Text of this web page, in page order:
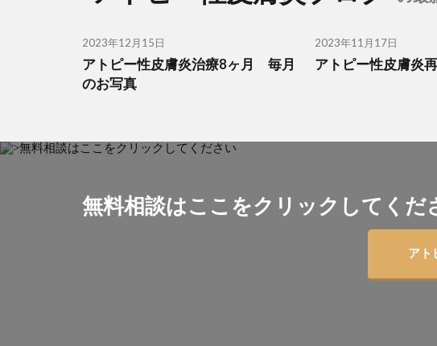
2023年12月15日
アトピー性皮膚炎治療8ヶ月 毎月
のお写真
2023年11月17日
アトピー性皮膚炎
無料相談はここをクリックしてくだ
アト